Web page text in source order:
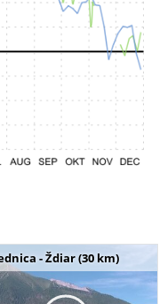
- Ždiar (30 km)